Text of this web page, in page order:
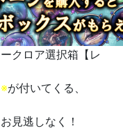
クロア選択箱【レ
※が付いてくる、
見逃しなく！